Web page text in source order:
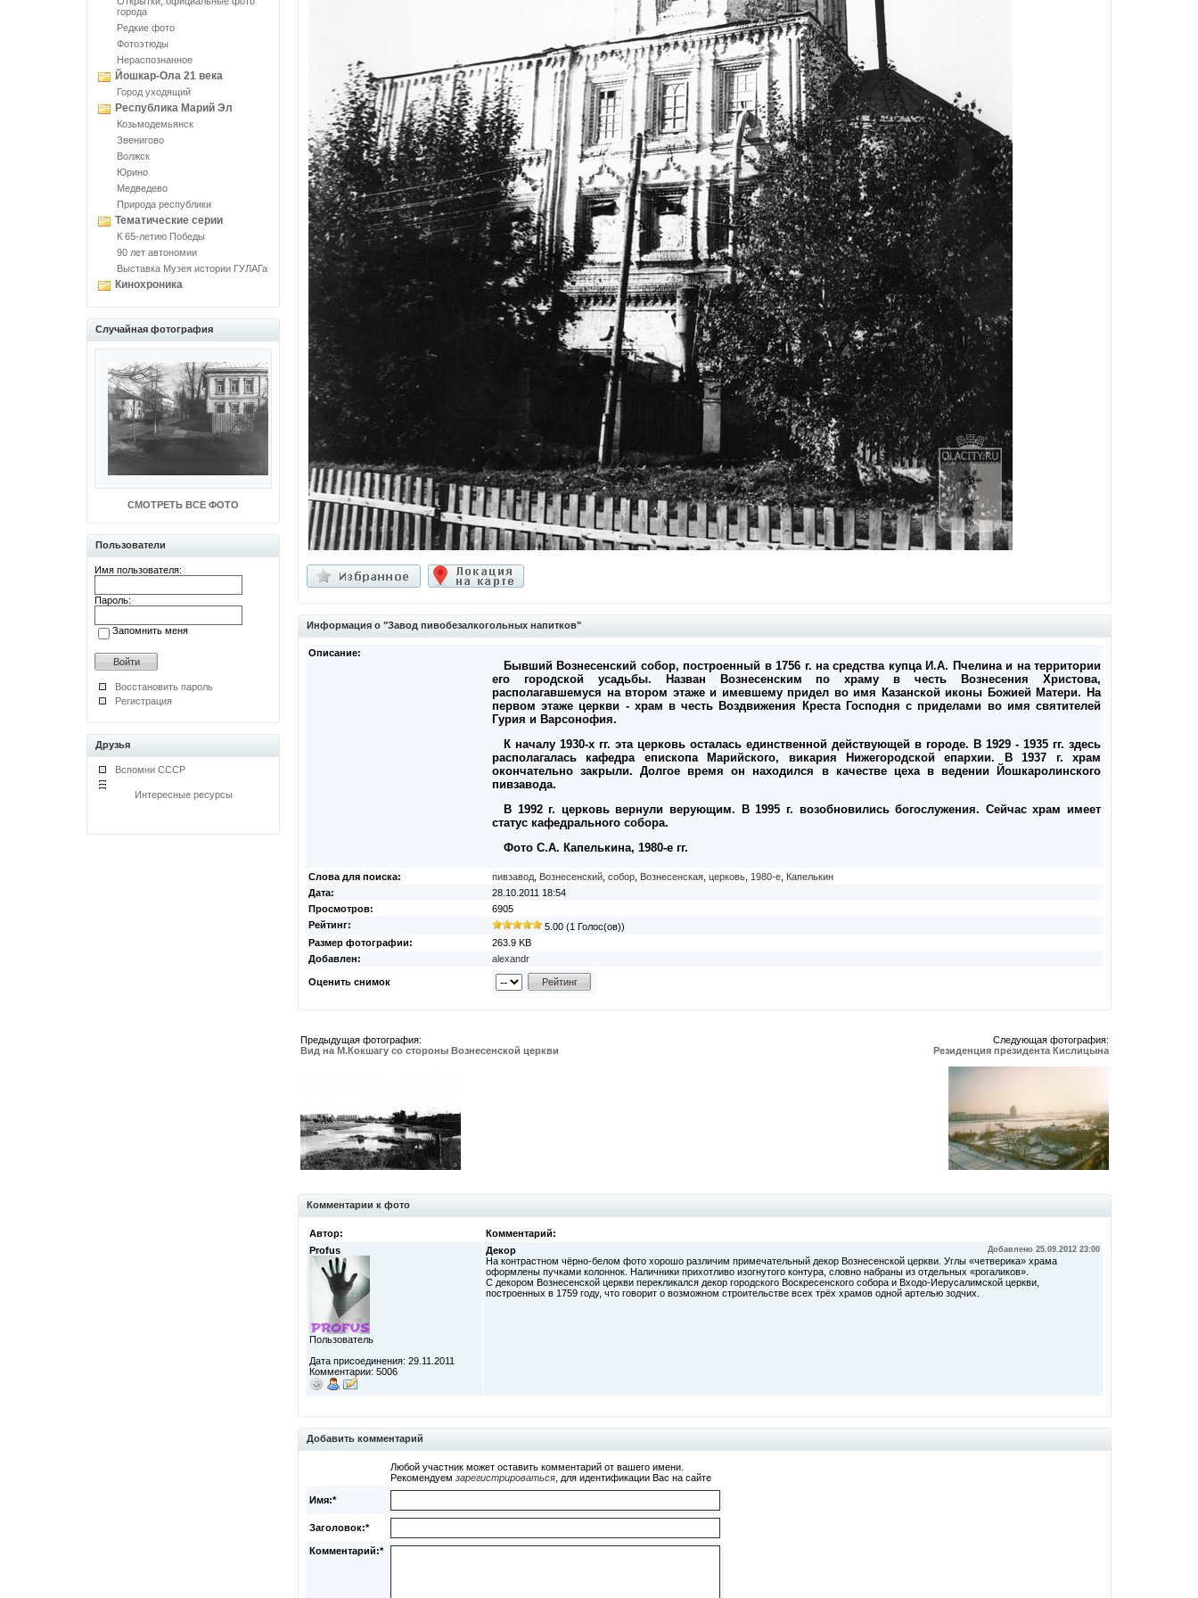
города
Редкие фото
Фотоэтюды
Нераспознанное
Йошкар-Ола 21 века
Город уходящий
Республика Марий Эл
Козьмодемьянск
Звенигово
Волжск
Юрино
Медведево
Природа республики
Тематические серии
К 65-летию Победы
90 лет автономии
Выставка Музея истории ГУЛАГа
Кинохроника
Случайная фотография
СМОТРЕТЬ ВСЕ ФОТО
Пользователи
Имя пользователя:
Пароль:
Запомнить меня
Восстановить пароль
Регистрация
Друзья
Вспомни СССР
Интересные ресурсы
Информация о "Завод пивобезалкогольных напитков"
Описание:
Бывший Вознесенский собор, построенный в 1756 г. на средства купца И.А. Пчелина и на территории
его городской усадьбы. Назван Вознесенским по храму в честь Вознесения Христова,
располагавшемуся на втором этаже и имевшему придел во имя Казанской иконы Божией Матери. На
первом этаже церкви - храм в честь Воздвижения Креста Господня с приделами во имя святителей
Гурия и Варсонофия.
К началу 1930-х гг. эта церковь осталась единственной действующей в городе. В 1929 - 1935 гг. здесь
располагалась кафедра епископа Марийского, викария Нижегородской епархии. В 1937 г. храм
окончательно закрыли. Долгое время он находился в качестве цеха в ведении Йошкаролинского
пивзавода.
В 1992 г. церковь вернули верующим. В 1995 г. возобновились богослужения. Сейчас храм имеет
статус кафедрального собора.
Фото С.А. Капелькина, 1980-е гг.
Слова для поиска: пивзавод Вознесенский собор Вознесенская церковь 1980-е Капелькин
Дата:
28.10.2011 18:54
Просмотров:
6905
Рейтинг:
5.00 (1 Голос(ов))
Размер фотографии:
263.9 KB
Добавлен:
alexandr
Оценить снимок
Предыдущая фотография:
Вид на М.Кокшагу со стороны Вознесенской церкви
Следующая фотография:
Резиденция президента Кислицына
Комментарии к фото
Автор:
Комментарий:
Profus
Пользователь
Дата присоединения: 29.11.2011
Комментарии: 5006
Декор Добавлено 25.09.2012 23:00
На контрастном чёрно-белом фото хорошо различим примечательный декор Вознесенской церкви. Углы «четверика» храма
оформлены пучками колоннок. Наличники прихотливо изогнутого контура, словно набраны из отдельных «рогаликов».
С декором Вознесенской церкви перекликался декор городского Воскресенского собора и Входо-Иерусалимской церкви,
построенных в 1759 году, что говорит о возможном строительстве всех трёх храмов одной артелью зодчих.
Добавить комментарий
Любой участник может оставить комментарий от вашего имени.
Рекомендуем зарегистрироваться , для идентификации Вас на сайте
Имя:*
Заголовок:*
Комментарий:*